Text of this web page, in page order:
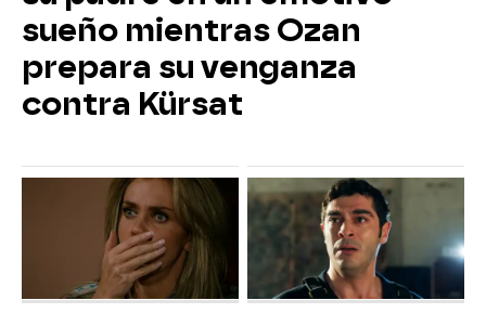
sueño mientras Ozan
prepara su venganza
contra Kürsat